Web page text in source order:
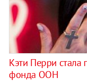
Кэти Перри стала
фонда ООН